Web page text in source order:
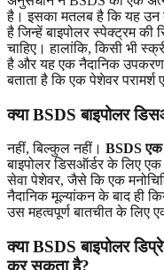
है। इसका मतलब है कि यह उन
है जिन्हें बाइपोलर स्पेक्ट्रम
चाहिए। हालांकि, किसी भी
है और यह एक नैदानिक ​​उपकरण
बताता है कि एक पेशेवर
क्या BSDS बाइपोलर
नहीं, बिल्कुल नहीं। BSDS एक
बाइपोलर डिसऑर्डर के लिए
सेवा पेशेवर, जैसे कि एक
नैदानिक ​​मूल्यांकन के बाद ही
उस महत्वपूर्ण बातचीत के
क्या BSDS बाइपोलर
कर सकता है?